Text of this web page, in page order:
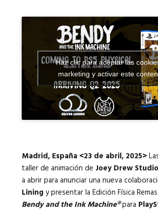
Haz clic para aceptar las
marketing y activar este
Madrid, España <23 de abril, 2025>
taller de animación de Joey Drew
a abrir para anunciar una nueva
Liningy presentar la Edición Física
Bendy and the Ink Machine®para
Idiomas: